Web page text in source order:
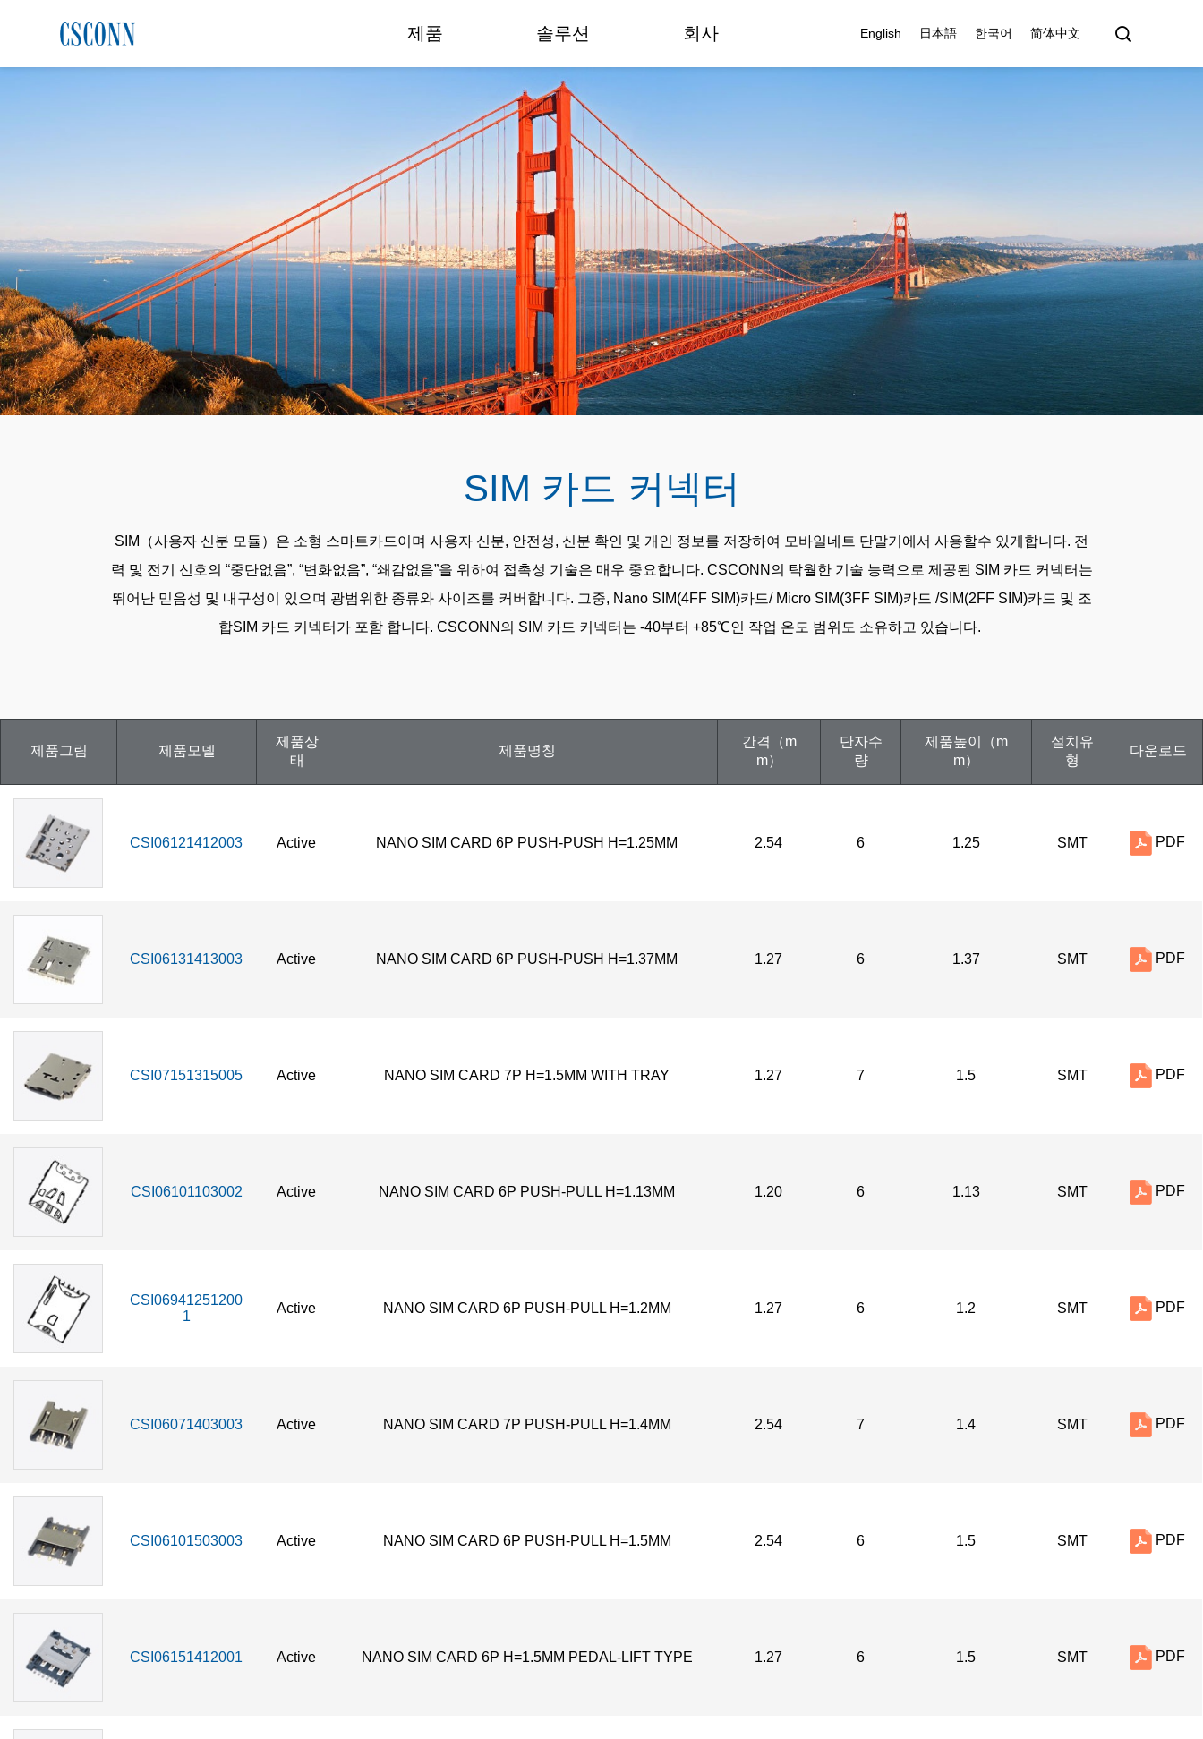
제품 솔루션 회사 English 日本語 한국어 简体中文
SIM 카드 커넥터
SIM（사용자 신분 모듈）은 소형 스마트카드이며 사용자 신분, 안전성, 신분 확인 및 개인 정보를 저장하여 모바일네트 단말기에서 사용할수 있게합니다. 전
력 및 전기 신호의 “중단없음”, “변화없음”, “쇄감없음”을 위하여 접촉성 기술은 매우 중요합니다. CSCONN의 탁월한 기술 능력으로 제공된 SIM 카드 커넥터는
뛰어난 믿음성 및 내구성이 있으며 광범위한 종류와 사이즈를 커버합니다. 그중, Nano SIM(4FF SIM)카드/ Micro SIM(3FF SIM)카드 /SIM(2FF SIM)카드 및 조
합SIM 카드 커넥터가 포함 합니다. CSCONN의 SIM 카드 커넥터는 -40부터 +85℃인 작업 온도 범위도 소유하고 있습니다.
제품그림 제품모델
제품상
태
제품명칭
간격（m
m）
단자수
량
제품높이（m
m）
설치유
형
다운로드
CSI06121412003 Active NANO SIM CARD 6P PUSH-PUSH H=1.25MM 2.54 6 1.25 SMT PDF
CSI06131413003 Active NANO SIM CARD 6P PUSH-PUSH H=1.37MM 1.27 6 1.37 SMT PDF
CSI07151315005 Active NANO SIM CARD 7P H=1.5MM WITH TRAY 1.27 7 1.5 SMT PDF
CSI06101103002 Active NANO SIM CARD 6P PUSH-PULL H=1.13MM 1.20 6 1.13 SMT PDF
CSI06941251200
1
Active NANO SIM CARD 6P PUSH-PULL H=1.2MM 1.27 6 1.2 SMT PDF
CSI06071403003 Active NANO SIM CARD 7P PUSH-PULL H=1.4MM 2.54 7 1.4 SMT PDF
CSI06101503003 Active NANO SIM CARD 6P PUSH-PULL H=1.5MM 2.54 6 1.5 SMT PDF
CSI06151412001 Active NANO SIM CARD 6P H=1.5MM PEDAL-LIFT TYPE 1.27 6 1.5 SMT PDF